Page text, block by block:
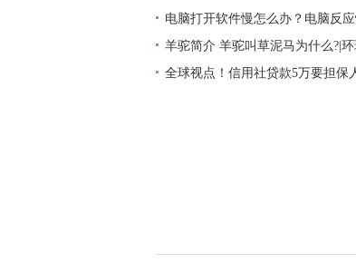
实时
电脑打开软件慢怎么办？电脑反
羊驼简介 羊驼叫草泥马为什么?|
全球视点！信用社贷款5万要担保